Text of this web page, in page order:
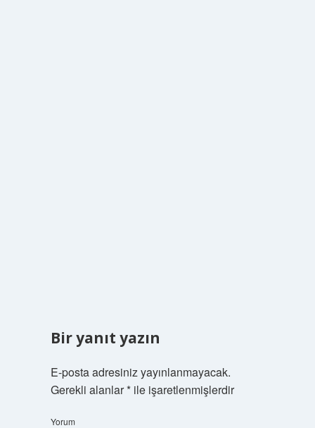
Bir yanıt yazın
E-posta adresiniz yayınlanmayacak.
Gerekli alanlar*ile işaretlenmişlerdir
Yorum